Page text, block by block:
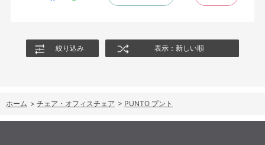
絞り込み 表示：新しい順
ホーム > チェア・オフィスチェア > PUNTO プント